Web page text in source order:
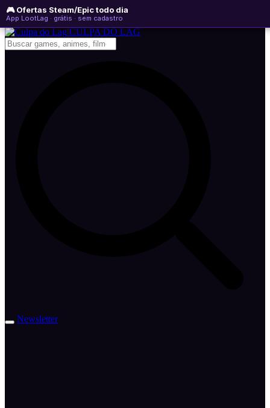
🎮 Ofertas Steam/Epic todo dia
App LootLag · grátis · sem cadastro
sexta-feira, 07 de agosto de 2026
Newsletter
CULPA DO LAG
Newsletter